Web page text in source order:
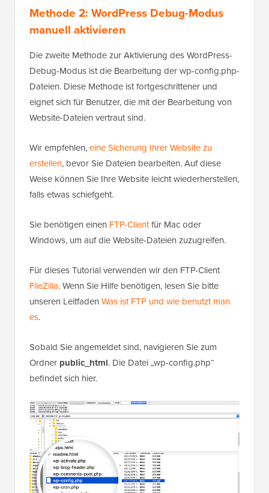
Methode 2: WordPress Debug-Modus
manuell aktivieren
Die zweite Methode zur Aktivierung des WordPress-
Debug-Modus ist die Bearbeitung der wp-config.php-
Dateien. Diese Methode ist fortgeschrittener und
eignet sich für Benutzer, die mit der Bearbeitung von
Website-Dateien vertraut sind.
Wir empfehlen,eine Sicherung Ihrer Website zu
erstellen, bevor Sie Dateien bearbeiten. Auf diese
Weise können Sie Ihre Website leicht wiederherstellen,
falls etwas schiefgeht.
Sie benötigen einen FTP-Clientfür Mac oder
Windows, um auf die Website-Dateien zuzugreifen.
Für dieses Tutorial verwenden wir den FTP-Client
FileZilla. Wenn Sie Hilfe benötigen, lesen Sie bitte
unseren Leitfaden Was ist FTP und wie benutzt man
es.
Sobald Sie angemeldet sind, navigieren Sie zum
Ordner public_html. Die Datei „wp-config.php“
befindet sich hier.